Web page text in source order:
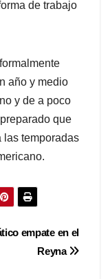
de trabajo
año y medio
y de a poco
que
las temporadas
empate en el
Reyna